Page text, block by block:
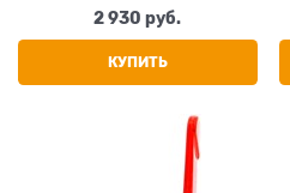
2 930 руб.
КУПИТЬ